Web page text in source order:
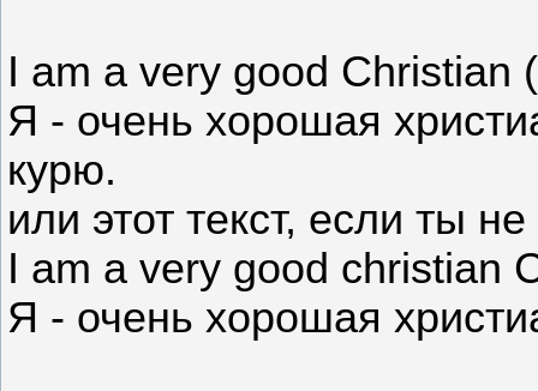
I am a very good Christian
Я - очень хорошая
курю.
или этот текст, если ты
I am a very good christian
Я - очень хорошая